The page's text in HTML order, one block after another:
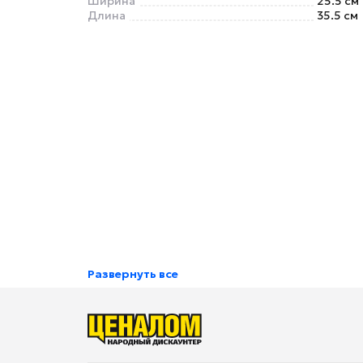
Длина
35.5 см
Развернуть все